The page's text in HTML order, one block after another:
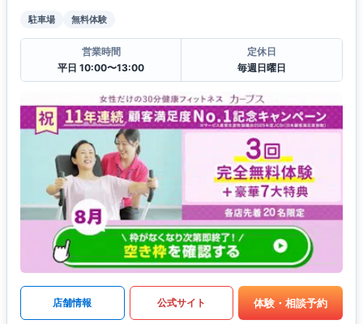
駐車場 無料体験
営業時間
平日 10:00〜13:00
定休日
毎週日曜日
店舗情報 公式サイト 体験・相談予約